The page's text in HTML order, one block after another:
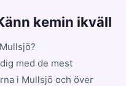
kemin ikväll
med de mest
i Mullsjö och över